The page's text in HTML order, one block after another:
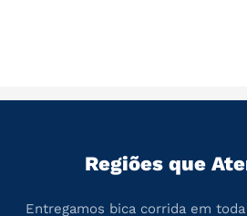
Regiões que
Entregamos bica corrida em